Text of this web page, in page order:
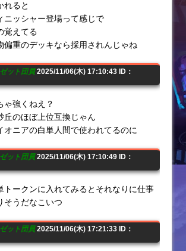
れると
ニッシャー登場って感じで
覚えてる
偏重のデッキなら採用されんじゃね
ット団員2025/11/06(木) 17:10:43 ID：
ゃ強くねえ？
丘のほぼ上位互換じゃん
オニアの白単人間で使われてるのに
ット団員2025/11/06(木) 17:10:49 ID：
トークンに入れてみるとそれなりに仕事
そうだなこいつ
ット団員2025/11/06(木) 17:21:33 ID：